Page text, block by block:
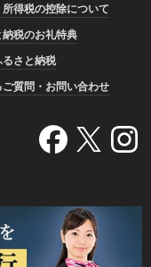
得税の控除について
税のお礼特典
るさと納税
ご質問・お問い合わせ